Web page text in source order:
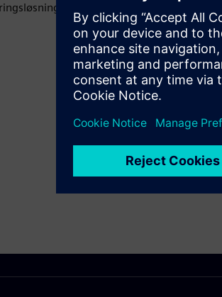
som forbedrer effektiviteten
Bevegelse
Service
løsning som
integrere,